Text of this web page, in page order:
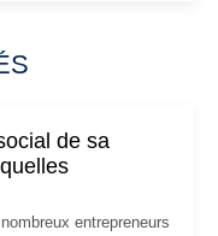
de sa
entrepreneurs